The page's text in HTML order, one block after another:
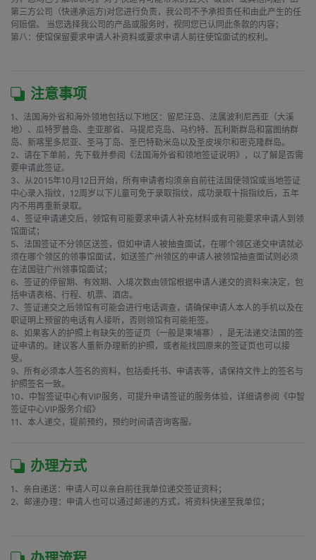
第三方公司（快递承运方)对您进行负责，我公司不予承担责任和由此产生的任
何赔偿。 当您选择我公司的产品或服务时，视同您已认同此条款的内容；
第八：使馆保留要求申请人补资料或要求申请人前往使馆面试的权利。
注意事项
1、法国海外省和海外领地包括以下地区：留尼汪岛、法属波利尼西亚（大溪
地）、瓜特罗普岛、圭亚那省、马提尼克岛、马约特、瓦利斯群岛和富图纳群
岛、新喀里多尼亚、圣马丁岛、圣巴特勒米岛以及圣皮埃尔和密克隆群岛。
2、请在下单前，先下载并参阅《法国海外省和领地签证说明》，以了解是否需
要申请此签证。
3、从2015年10月12日开始，所有申请者均须亲自前往法国使领馆或当地签证
中心录入指纹，12周岁以下儿童可免于录取指纹，成功录取十指指纹后，五年
内不用再重新录取。
4、签证申请递交后，领馆有可能要求申请人补充材料或有可能要求申请人到领
馆面试；
5、法国签证不分领区送签，但如申请人被抽查面试，在哪个领区递交申请就必
须在哪个领区的领事馆面试，如送签广州领区的申请人被领馆抽查面试则必须
在法国驻广州领事馆面试；
6、签证的停留期、有效期、入境次数由领馆根据申请人递交的资料来决定，包
括申请表格、行程、机票、酒店。
7、签证递交之后领馆有可能会进行电话调查，请确保申请人本人的手机以及在
职证明上预留的电话有人接听，否则领馆有可能拒签。
8、如果客人的护照上有缺失的签证页（一般是柬埔寨），是无法递交法国的签
证申请的。建议客人重新办理新的护照，或者能找回原来的签证页也可以接
受。
9、所有必须本人签名的资料，包括委托书、申请表等，请保持文件上的签名与
护照签名一致。
10、中智签证中心有VIP服务，可提升申请签证的服务体验，详细请参阅《中智
签证中心VIP服务介绍》
11、本人递交，提前预约，预约时间请咨询客服。
办理方式
1、亲自递送：申请人可以亲自前往我单位递交签证资料；
2、邮递办理：申请人也可以通过邮递的方式，将资料快递至我单位；